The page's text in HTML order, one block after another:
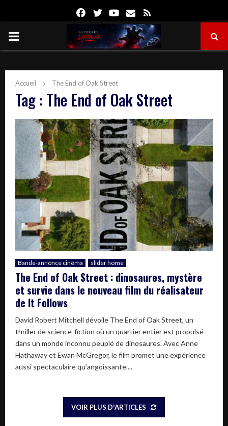
FacebookTwitterYoutube
Email
PRIMARY
Accueil The End of Oak Street
Tag : The End of Oak Street
Bande-annonce cinéma slider home
The End of Oak Street : dinosaures, mystère
et survie dans le nouveau film du réalisateur
de It Follows
David Robert Mitchell dévoile The End of Oak Street, un
thriller de science-fiction où un quartier entier est propulsé
dans un monde inconnu peuplé de dinosaures. Avec Anne
Hathaway et Ewan McGregor, le film promet une expérience
aussi spectaculaire qu’angoissante....
VOIR PLUS D'ARTICLES